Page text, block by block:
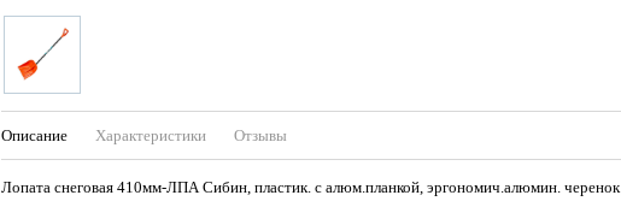
Описание Характеристики Отзывы
Лопата снеговая 410мм-ЛПА Сибин, пластик. с алюм.планкой, эргономич.алюмин. черенок